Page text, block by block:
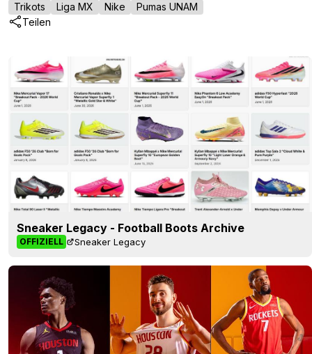
Trikots Liga MX Nike
Pumas UNAM
Teilen
Sneaker Legacy - Football Boots Archive
OFFIZIELL Sneaker Legacy